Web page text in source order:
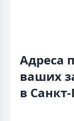
Адреса
ваших
в